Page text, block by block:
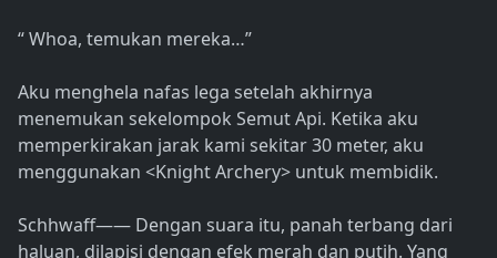
“ Whoa, temukan mereka…”
Aku menghela nafas lega setelah akhirnya
menemukan sekelompok Semut Api. Ketika aku
memperkirakan jarak kami sekitar 30 meter, aku
menggunakan <Knight Archery> untuk membidik.
Schhwaff―― Dengan suara itu, panah terbang dari
haluan, dilapisi dengan efek merah dan putih. Yang